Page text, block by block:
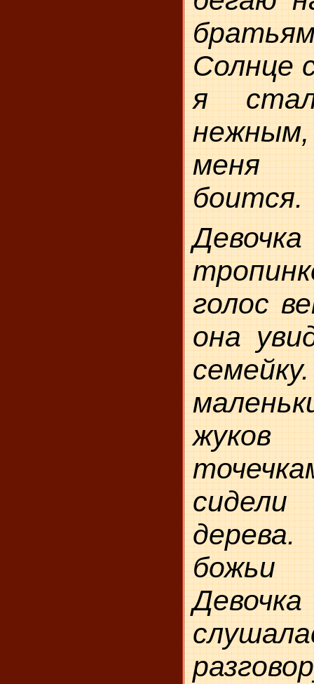
Солнце
я
меня
боится.
голос
она
жуков